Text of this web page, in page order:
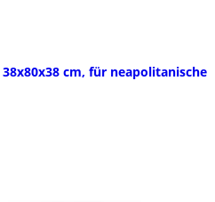
cm, für neapolitanische